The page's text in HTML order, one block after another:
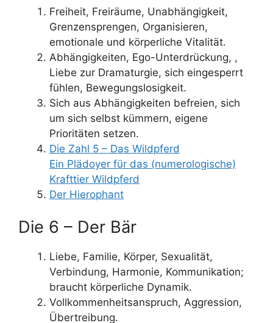
Freiheit, Freiräume, Unabhängigkeit,
Grenzensprengen, Organisieren,
emotionale und körperliche Vitalität.
Abhängigkeiten, Ego-Unterdrückung, ,
Liebe zur Dramaturgie, sich eingesperrt
fühlen, Bewegungslosigkeit.
Sich aus Abhängigkeiten befreien, sich
um sich selbst kümmern, eigene
Prioritäten setzen.
Die Zahl 5 – Das Wildpferd
Ein Plädoyer für das (numerologische)
Krafttier Wildpferd
Der Hierophant
Die 6 – Der Bär
Liebe, Familie, Körper, Sexualität,
Verbindung, Harmonie, Kommunikation;
braucht körperliche Dynamik.
Vollkommenheitsanspruch, Aggression,
Übertreibung.